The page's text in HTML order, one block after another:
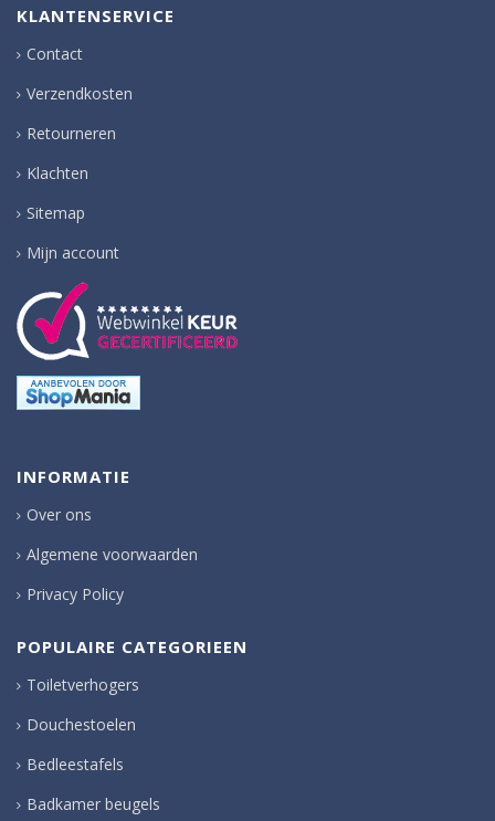
KLANTENSERVICE
Contact
Verzendkosten
Retourneren
Klachten
Sitemap
Mijn account
INFORMATIE
Over ons
Algemene voorwaarden
Privacy Policy
POPULAIRE CATEGORIEEN
Toiletverhogers
Douchestoelen
Bedleestafels
Badkamer beugels